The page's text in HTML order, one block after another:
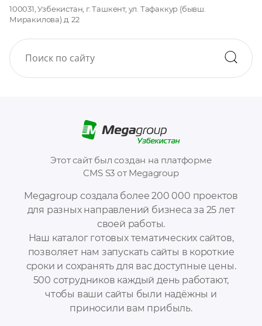
Megagroup создала более 200 000 проектов
для разных направлений бизнеса за 25 лет
своей работы.
Наш каталог готовых тематических сайтов,
позволяет нам запускать сайты в короткие
сроки и сохранять для вас доступные цены.
500 сотрудников каждый день работают,
чтобы ваши сайты были надёжны и
приносили вам прибыль.
Этот сайт был создан на платформе
CMS S3 от Megagroup
100031, Узбекистан, г. Ташкент, ул. Тафаккур (бывш.
Миракилова) д. 22